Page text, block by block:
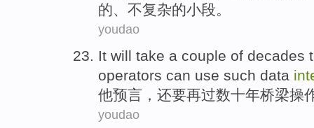
的、 不复杂的小段。
youdao
It will take a couple of decades
operators can use such data
他预言 ， 还要再过数十年桥梁操
youdao